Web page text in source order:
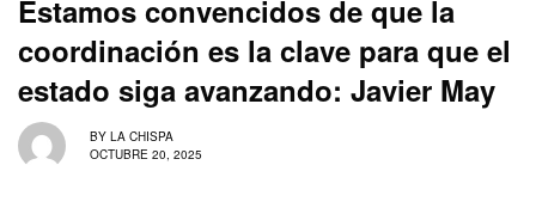
Estamos convencidos de que la
coordinación es la clave para que el
estado siga avanzando: Javier May
BY LA CHISPA
OCTUBRE 20, 2025